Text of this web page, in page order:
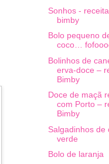
Sonhos - receita
bimby
Bolo pequeno
coco…
Bolinhos de
erva-doce –
Bimby
Doce de maçã
com Porto –
Bimby
Salgadinhos de
verde
Bolo de laranja